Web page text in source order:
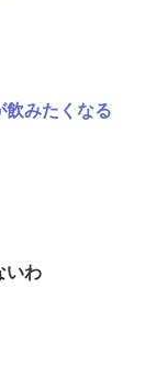
飲みたくなる
いわ